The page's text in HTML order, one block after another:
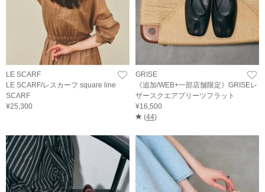
LE SCARF
LE SCARF/レスカーフ square line
SCARF
¥25,300
GRISE
《追加/WEB+一部店舗限定》GRISEレ
ザースクエアプリーツフラット
¥16,500
(44)